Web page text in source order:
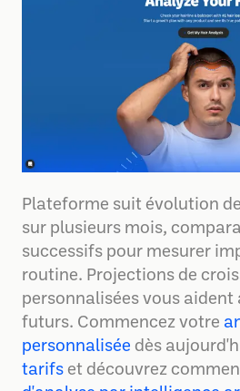
Plateforme suit évolution
sur plusieurs mois,
successifs pour mesurer
routine. Projections de
personnalisées vous
futurs. Commencez votre
personnalisée dès
tarifs et découvrez